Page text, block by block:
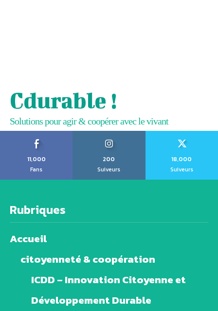
Cdurable !
Solutions pour agir & coopérer avec le vivant
11,000
Fans
200
Suiveurs
18,000
Suiveurs
Rubriques
Accueil
citoyenneté & coopération
ICDD – Innovation Citoyenne et
Développement Durable